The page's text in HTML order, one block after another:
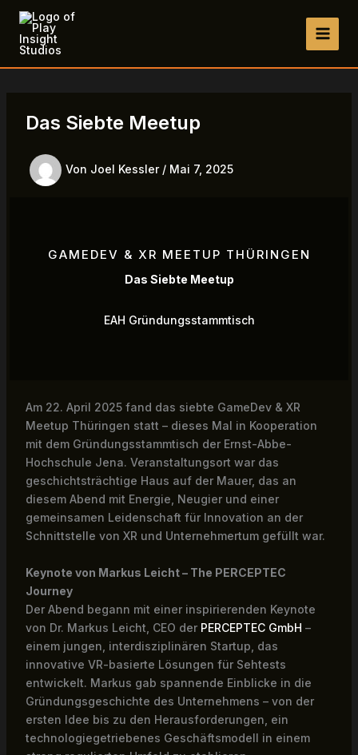
Zum
Inhalt
springen
Das Siebte Meetup
Von Joel Kessler / Mai 7, 2025
GAMEDEV & XR MEETUP THÜRINGEN
Das Siebte Meetup
EAH Gründungsstammtisch
Am 22. April 2025 fand das siebte GameDev & XR
Meetup Thüringen statt – dieses Mal in Kooperation
mit dem Gründungsstammtisch der Ernst-Abbe-
Hochschule Jena. Veranstaltungsort war das
geschichtsträchtige Haus auf der Mauer, das an
diesem Abend mit Energie, Neugier und einer
gemeinsamen Leidenschaft für Innovation an der
Schnittstelle von XR und Unternehmertum gefüllt war.
Keynote von Markus Leicht – The PERCEPTEC
Journey
Der Abend begann mit einer inspirierenden Keynote
von Dr. Markus Leicht, CEO der PERCEPTEC GmbH –
einem jungen, interdisziplinären Startup, das
innovative VR-basierte Lösungen für Sehtests
entwickelt. Markus gab spannende Einblicke in die
Gründungsgeschichte des Unternehmens – von der
ersten Idee bis zu den Herausforderungen, ein
technologiegetriebenes Geschäftsmodell in einem